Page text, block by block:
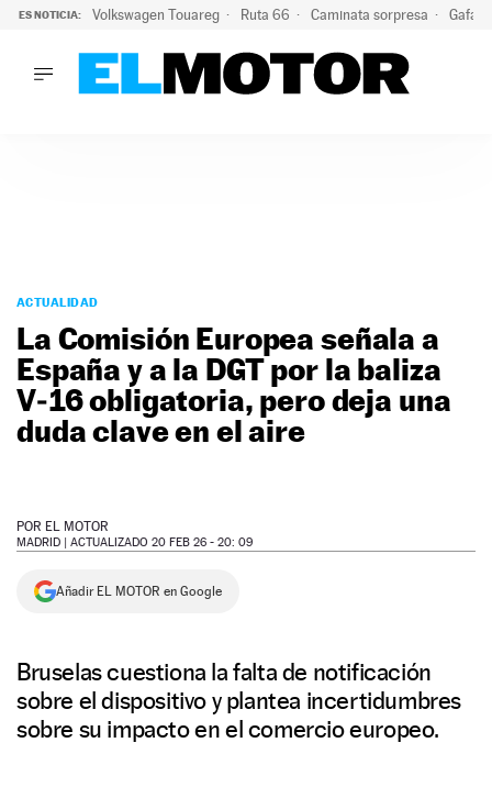
ES NOTICIA: Volkswagen Touareg Ruta 66 Caminata sorpresa Gafas
PODCAST
MOTOS
TECNOLOGÍA
SUPERCOCHES
MOTORTV
NEWSLETTER
SÍGUENOS
ACTUALIDAD
La Comisión Europea señala a
España y a la DGT por la baliza
V‑16 obligatoria, pero deja una
duda clave en el aire
POR EL MOTOR
MADRID | ACTUALIZADO 20 FEB 26 - 20: 09
Añadir EL MOTOR en Google
Bruselas cuestiona la falta de notificación
sobre el dispositivo y plantea incertidumbres
sobre su impacto en el comercio europeo.